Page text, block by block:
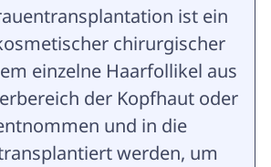
ist ein
chirurgischer
einzelne Haarfollikel aus
der Kopfhaut oder
und in die
werden, um